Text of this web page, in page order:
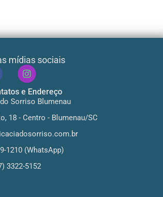
mídias sociais
e Endereço
Sorriso Blumenau
18 - Centro - Blumenau/SC
1210 (WhatsApp)
3322-5152